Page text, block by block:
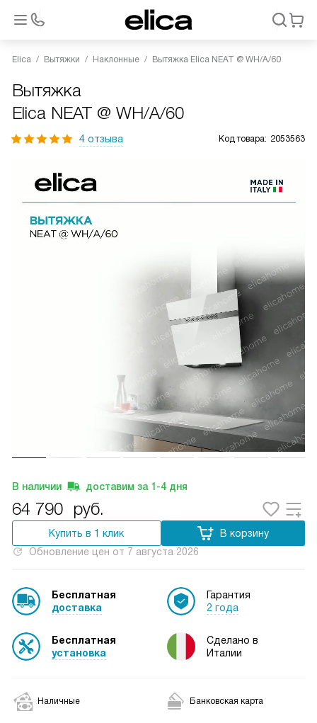
Elica Вытяжки Наклонные Вытяжка Elica NEAT @ WH/A/60
Вытяжка
Elica NEAT @ WH/A/60
4 отзыва Код товара: 2053563
В наличии доставим за 1-4 дня
64 790 руб.
Купить в 1 клик
В корзину
Обновление цен от 7 августа 2026
Бесплатная
доставка
Бесплатная
установка
Гарантия
2 года
Сделано в
Италии
Наличные Банковская карта